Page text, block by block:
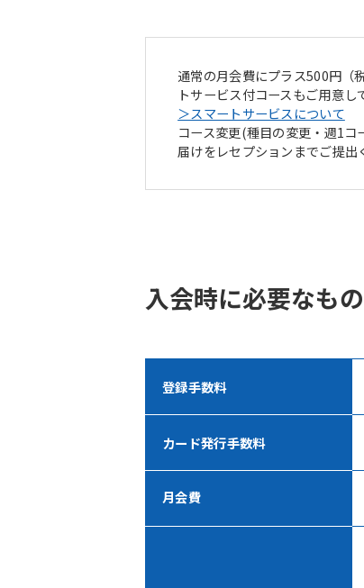
通常の月会費にプラス500円（
トサービス付コースもご用意し
＞スマートサービスについて
コース変更(種目の変更・週1
届けをレセプションまでご提出
入会時に必要なもの
登録手数料
カード発行手数料
月会費